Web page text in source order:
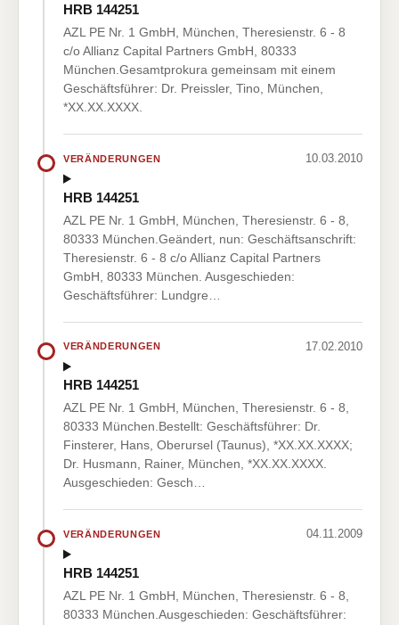
HRB 144251
AZL PE Nr. 1 GmbH, München, Theresienstr. 6 - 8
c/o Allianz Capital Partners GmbH, 80333
München.Gesamtprokura gemeinsam mit einem
Geschäftsführer: Dr. Preissler, Tino, München,
*XX.XX.XXXX.
VERÄNDERUNGEN 10.03.2010
HRB 144251
AZL PE Nr. 1 GmbH, München, Theresienstr. 6 - 8,
80333 München.Geändert, nun: Geschäftsanschrift:
Theresienstr. 6 - 8 c/o Allianz Capital Partners
GmbH, 80333 München. Ausgeschieden:
Geschäftsführer: Lundgre…
VERÄNDERUNGEN 17.02.2010
HRB 144251
AZL PE Nr. 1 GmbH, München, Theresienstr. 6 - 8,
80333 München.Bestellt: Geschäftsführer: Dr.
Finsterer, Hans, Oberursel (Taunus), *XX.XX.XXXX;
Dr. Husmann, Rainer, München, *XX.XX.XXXX.
Ausgeschieden: Gesch…
VERÄNDERUNGEN 04.11.2009
HRB 144251
AZL PE Nr. 1 GmbH, München, Theresienstr. 6 - 8,
80333 München.Ausgeschieden: Geschäftsführer: